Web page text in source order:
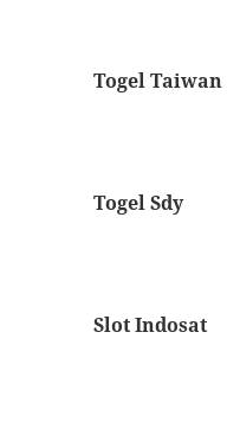
Togel Taiwan
Togel Sdy
Slot Indosat